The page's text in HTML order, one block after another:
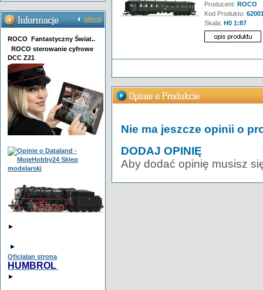
więcej
ROCO Fantastyczny Świat..
ROCO sterowanie cyfrowe
DCC Z21
►
►
Oficialan strona
HUMBROL
►
Producent: ROCO
Kod Produktu:
Skala: H0 1:87
Nie ma jeszcze opinii o
DODAJ OPINIĘ
Aby dodać opinię musisz